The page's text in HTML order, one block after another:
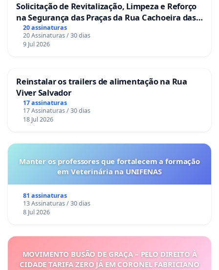
Solicitação de Revitalização, Limpeza e Reforço
na Segurança das Praças da Rua Cachoeira das
Sete Ilhas
20 assinaturas
20 Assinaturas / 30 dias
9 Jul 2026
Reinstalar os trailers de alimentação na Rua
Viver Salvador
17 assinaturas
17 Assinaturas / 30 dias
18 Jul 2026
Manter os professores que fortalecem a formação
em Veterinária na UNIFENAS
81 assinaturas
13 Assinaturas / 30 dias
8 Jul 2026
MOVIMENTO BUSÃO DE GRAÇA – PELO DIREITO À
CIDADE TARIFA ZERO JÁ EM CORONEL FABRICIANO